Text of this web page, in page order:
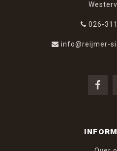
026-
info@reijmer-